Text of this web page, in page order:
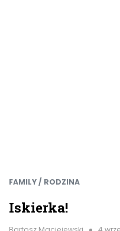
FAMILY / RODZINA
Iskierka!